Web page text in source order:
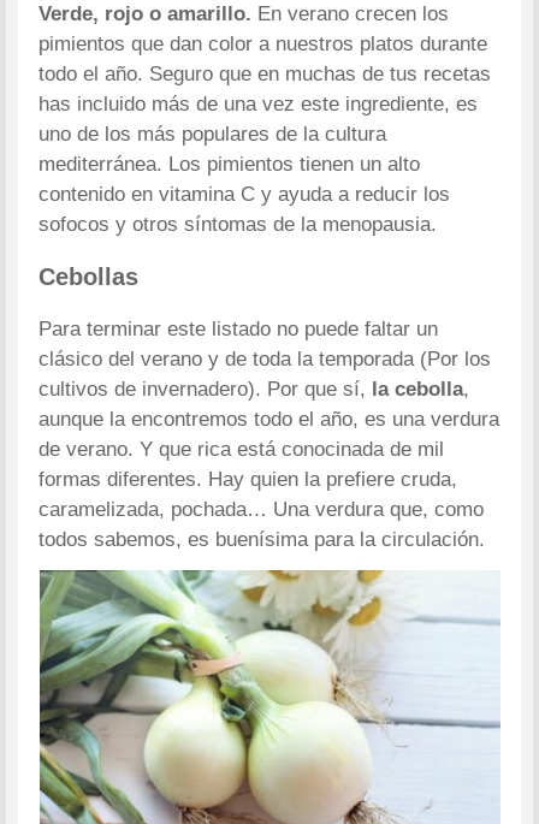
Verde, rojo o amarillo. En verano crecen los
pimientos que dan color a nuestros platos durante
todo el año. Seguro que en muchas de tus recetas
has incluido más de una vez este ingrediente, es
uno de los más populares de la cultura
mediterránea. Los pimientos tienen un alto
contenido en vitamina C y ayuda a reducir los
sofocos y otros síntomas de la menopausia.
Cebollas
Para terminar este listado no puede faltar un
clásico del verano y de toda la temporada (Por los
cultivos de invernadero). Por que sí, la cebolla,
aunque la encontremos todo el año, es una verdura
de verano. Y que rica está conocinada de mil
formas diferentes. Hay quien la prefiere cruda,
caramelizada, pochada… Una verdura que, como
todos sabemos, es buenísima para la circulación.